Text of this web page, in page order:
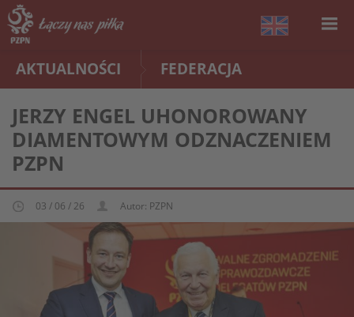
AKTUALNOŚCI FEDERACJA
JERZY ENGEL UHONOROWANY
DIAMENTOWYM ODZNACZENIEM
PZPN
03 / 06 / 26 Autor: PZPN